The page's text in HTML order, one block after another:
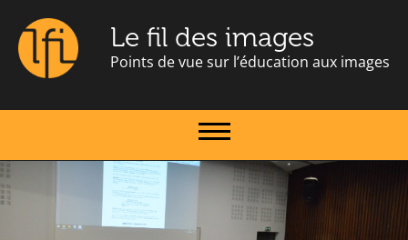
Le fil des images
Points de vue sur l’éducation aux images